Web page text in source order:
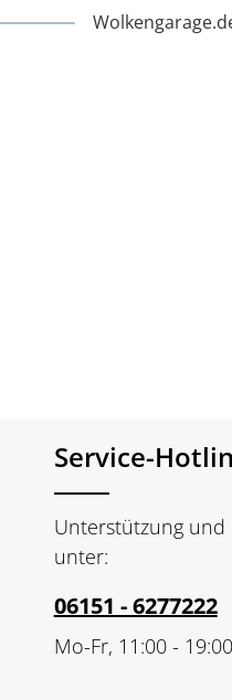
Service-
Unterstützung und
unter:
06151 - 6277222
Mo-Fr, 11:00 -